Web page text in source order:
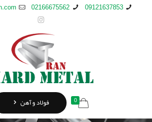
09121637853
02166675562
0 فولاد و آهن